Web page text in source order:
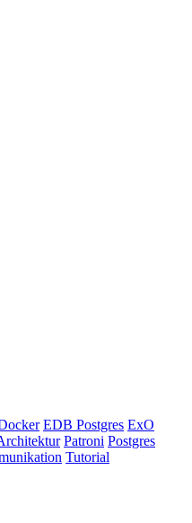
EDB Postgres ExO
Patroni Postgres
Tutorial